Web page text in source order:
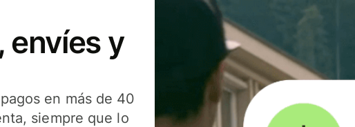
envíes y
en más de 40
siempre que lo